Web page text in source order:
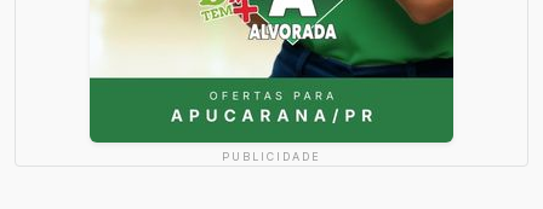
PUBLICIDADE